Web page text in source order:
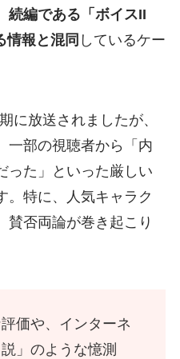
続編である「ボイスII
情報と混同 しているケー
に放送されましたが、
一部の視聴者から「内
った」といった厳しい
。特に、人気キャラク
賛否両論が巻き起こり
価や、インターネ
」のような憶測